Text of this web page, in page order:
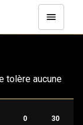
tolère aucune
0 30